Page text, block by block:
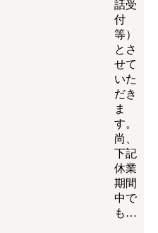
話受
付
等）
とさ
せて
いた
だき
ま
す。
尚、
下記
休業
期間
中で
も…